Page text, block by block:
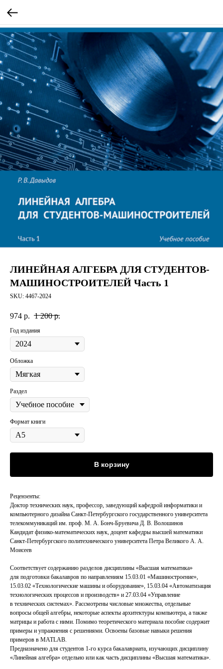
ЛИНЕЙНАЯ АЛГЕБРА ДЛЯ СТУДЕНТОВ-
МАШИНОСТРОИТЕЛЕЙ Часть 1
SKU: 4467-2024
974 р. 1 200 р.
Год издания
Обложка
Раздел
Формат книги
В корзину
Рецензенты:
Доктор технических наук, профессор, заведующий кафедрой информатики и
компьютерного дизайна Санкт-Петербургского государственного университета
телекоммуникаций им. проф. М. А. Бонч-Бруевича Д. В. Волошинов
Кандидат физико-математических наук, доцент кафедры высшей математики
Санкт-Петербургского политехнического университета Петра Великого А. А.
Моисеев
Соответствует содержанию разделов дисциплины «Высшая математика»
для подготовки бакалавров по направлениям 15.03.01 «Машиностроение»,
15.03.02 «Технологические машины и оборудование», 15.03.04 «Автоматизация
технологических процессов и производств» и 27.03.04 «Управление
в технических системах». Рассмотрены числовые множества, отдельные
вопросы общей алгебры, некоторые аспекты архитектуры компьютера, а также
матрицы и работа с ними. Помимо теоретического материала пособие содержит
примеры и упражнения с решениями. Освоены базовые навыки решения
примеров в MATLAB.
Предназначено для студентов 1-го курса бакалавриата, изучающих дисциплину
«Линейная алгебра» отдельно или как часть дисциплины «Высшая математика».